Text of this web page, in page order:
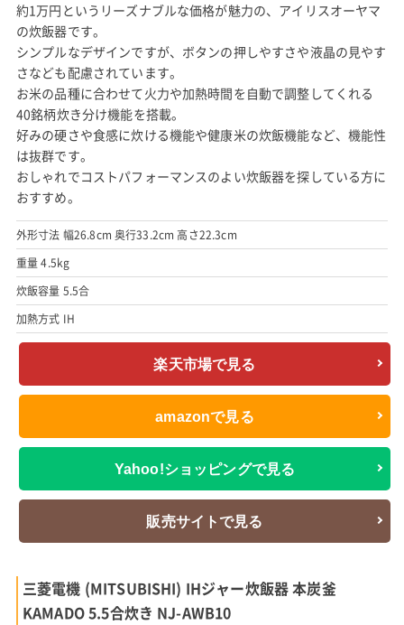
約1万円というリーズナブルな価格が魅力の、アイリスオーヤマ
の炊飯器です。
シンプルなデザインですが、ボタンの押しやすさや液晶の見やす
さなども配慮されています。
お米の品種に合わせて火力や加熱時間を自動で調整してくれる
40銘柄炊き分け機能を搭載。
好みの硬さや食感に炊ける機能や健康米の炊飯機能など、機能性
は抜群です。
おしゃれでコストパフォーマンスのよい炊飯器を探している方に
おすすめ。
外形寸法 幅26.8cm 奥行33.2cm 高さ22.3cm
重量 4.5kg
炊飯容量 5.5合
加熱方式 IH
楽天市場で見る
amazonで見る
Yahoo!ショッピングで見る
販売サイトで見る
三菱電機 (MITSUBISHI) IHジャー炊飯器 本炭釜
KAMADO 5.5合炊き NJ-AWB10